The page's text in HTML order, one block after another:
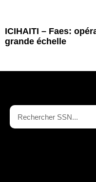
ICIHAITI – Faes:
grande échelle